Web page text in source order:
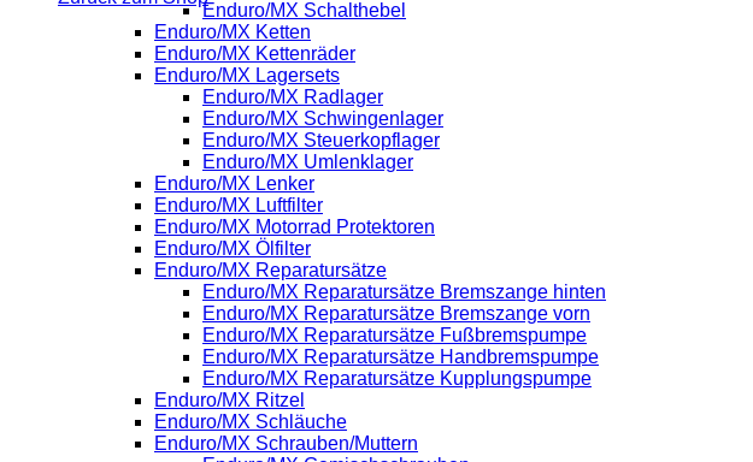
Enduro/MX Schalthebel
Enduro/MX Ketten
Enduro/MX Kettenräder
Enduro/MX Lagersets
Enduro/MX Radlager
Enduro/MX Schwingenlager
Enduro/MX Steuerkopflager
Enduro/MX Umlenklager
Enduro/MX Lenker
Enduro/MX Luftfilter
Enduro/MX Motorrad Protektoren
Enduro/MX Ölfilter
Enduro/MX Reparatursätze
Enduro/MX Reparatursätze Bremszange hinten
Enduro/MX Reparatursätze Bremszange vorn
Enduro/MX Reparatursätze Fußbremspumpe
Enduro/MX Reparatursätze Handbremspumpe
Enduro/MX Reparatursätze Kupplungspumpe
Enduro/MX Ritzel
Enduro/MX Schläuche
Enduro/MX Schrauben/Muttern